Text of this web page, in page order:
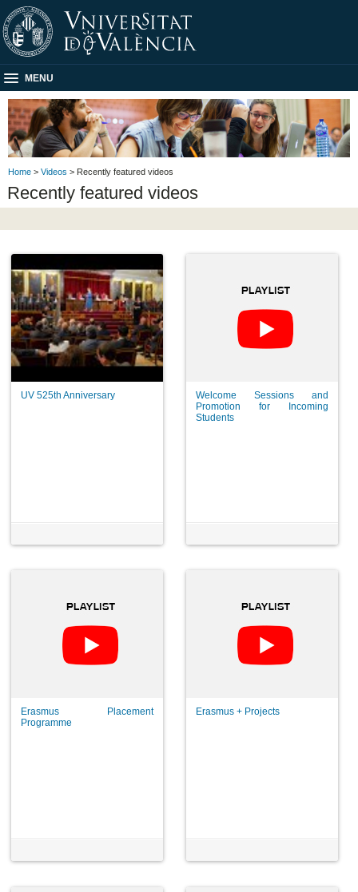
MENU
Home > Videos > Recently featured videos
Recently featured videos
UV 525th Anniversary
Welcome Sessions and
Promotion for Incoming
Students
Erasmus Placement
Programme
Erasmus + Projects